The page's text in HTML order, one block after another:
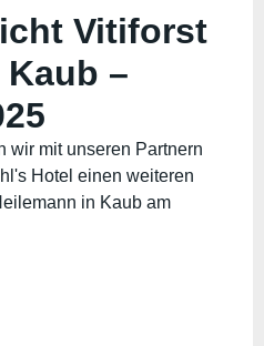
Vitiforst
Kaub –
wir mit unseren Partnern
Hotel einen weiteren
in Kaub am